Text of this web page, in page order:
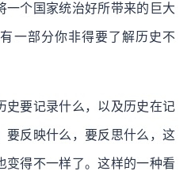
一个国家统治好所带来的巨大
一部分你非得要了解历史不
史要记录什么，以及历史在记
要反映什么，要反思什么，这
变得不一样了。这样的一种看